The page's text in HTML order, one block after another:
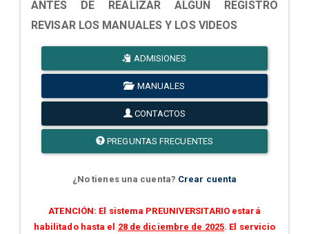
ANTES DE REALIZAR ALGUN REGISTRO
REVISAR LOS MANUALES Y LOS VIDEOS
ADMISIONES
MANUALES
CONTACTOS
PREGUNTAS FRECUENTES
¿No tienes una cuenta? Crear cuenta
ATENCIÓN: El sistema PREUNIVERSITARIO estará
habilitado hasta el 28 de diciembre de 2025. El servicio